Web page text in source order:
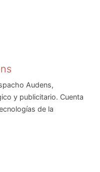
Audens,
y publicitario. Cuenta
de la
de experiencia